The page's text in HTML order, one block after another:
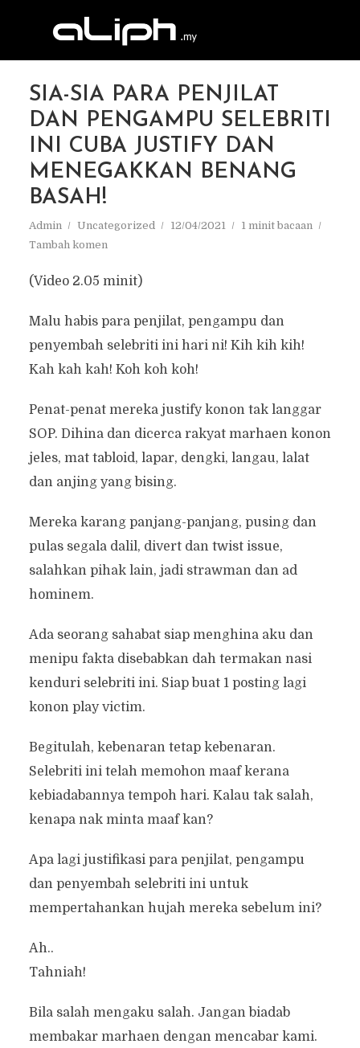
SIA-SIA PARA PENJILAT
DAN PENGAMPU SELEBRITI
INI CUBA JUSTIFY DAN
MENEGAKKAN BENANG
BASAH!
Admin Uncategorized 12/04/2021
1 minit bacaan
Tambah komen
(Video 2.05 minit)
Malu habis para penjilat, pengampu dan
penyembah selebriti ini hari ni! Kih kih kih!
Kah kah kah! Koh koh koh!
Penat-penat mereka justify konon tak langgar
SOP. Dihina dan dicerca rakyat marhaen konon
jeles, mat tabloid, lapar, dengki, langau, lalat
dan anjing yang bising.
Mereka karang panjang-panjang, pusing dan
pulas segala dalil, divert dan twist issue,
salahkan pihak lain, jadi strawman dan ad
hominem.
Ada seorang sahabat siap menghina aku dan
menipu fakta disebabkan dah termakan nasi
kenduri selebriti ini. Siap buat 1 posting lagi
konon play victim.
Begitulah, kebenaran tetap kebenaran.
Selebriti ini telah memohon maaf kerana
kebiadabannya tempoh hari. Kalau tak salah,
kenapa nak minta maaf kan?
Apa lagi justifikasi para penjilat, pengampu
dan penyembah selebriti ini untuk
mempertahankan hujah mereka sebelum ini?
Ah..
Tahniah!
Bila salah mengaku salah. Jangan biadab
membakar marhaen dengan mencabar kami.